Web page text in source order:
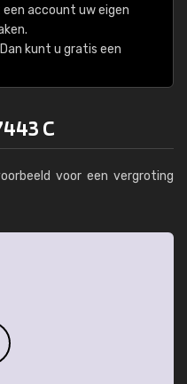
account uw eigen
kunt u gratis een
C
voor een vergroting